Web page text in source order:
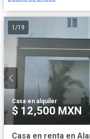
1 /19
Casa·en alquiler
$ 12,500 MXN
Casa en renta en